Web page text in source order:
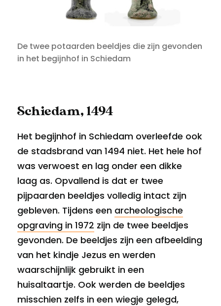
De twee potaarden beeldjes die zijn gevonden
in het begijnhof in Schiedam
Schiedam, 1494
Het begijnhof in Schiedam overleefde ook
de stadsbrand van 1494 niet. Het hele hof
was verwoest en lag onder een dikke
laag as. Opvallend is dat er twee
pijpaarden beeldjes volledig intact zijn
gebleven. Tijdens een archeologische
opgraving in 1972 zijn de twee beeldjes
gevonden. De beeldjes zijn een afbeelding
van het kindje Jezus en werden
waarschijnlijk gebruikt in een
huisaltaartje. Ook werden de beeldjes
misschien zelfs in een wiegje gelegd,